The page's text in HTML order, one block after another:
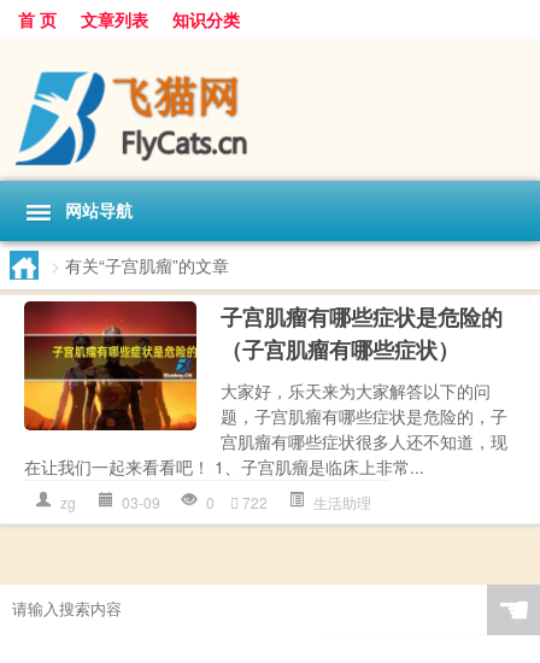
首 页 文章列表 知识分类
网站导航
> 有关“子宫肌瘤”的文章
子宫肌瘤有哪些症状是危险的
（子宫肌瘤有哪些症状）
大家好，乐天来为大家解答以下的问
题，子宫肌瘤有哪些症状是危险的，子
宫肌瘤有哪些症状很多人还不知道，现
在让我们一起来看看吧！ 1、子宫肌瘤是临床上非常...
zg 03-09 0 722 生活助理
☚